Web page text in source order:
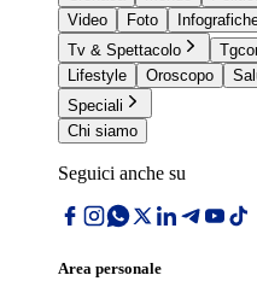
Video
Foto
Tv & Spettacolo
Lifestyle
Oroscopo
Speciali
Chi siamo
Seguici anche su
Area personale